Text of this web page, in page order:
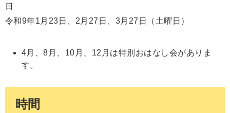
日
令和9年1月23日、2月27日、3月27日（土曜日）
4月、8月、10月、12月は特別おはなし会がありま
す。
時間